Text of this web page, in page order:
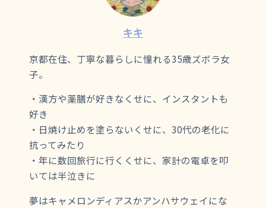
キキ
京都在住、丁寧な暮らしに憧れる35歳ズボラ女
子。
・漢方や薬膳が好きなくせに、インスタントも
好き
・日焼け止めを塗らないくせに、30代の老化に
抗ってみたり
・年に数回旅行に行くくせに、家計の電卓を叩
いては半泣きに
夢はキャメロンディアスかアンハサウェイにな